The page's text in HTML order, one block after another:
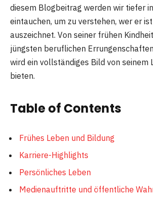
diesem Blogbeitrag werden wir tiefer
eintauchen, um zu verstehen, wer er
auszeichnet. Von seiner frühen
jüngsten beruflichen
wird ein vollständiges Bild von seinem
bieten.
Table of Contents
Frühes Leben und Bildung
Karriere-Highlights
Persönliches Leben
Medienauftritte und öffentliche